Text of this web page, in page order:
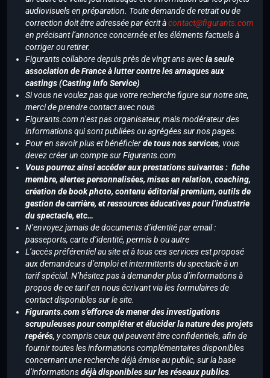
audiovisuels en préparation. Toute demande de retrait ou de
correction doit être adressée par écrit àcontact@figurants.com
en précisant l’annonce concernée et les éléments factuels à
corriger ou retirer.
Figurants collabore depuis près de vingt ans avecla seule
association de France à lutter contre les arnaques aux
castings (Casting Info Service)
Si vous ne voulez pas que votre recherche figure sur notre site,
merci de prendre contact avec nous
Figurants.com n’est pas organisateur, mais modérateur des
informations qui sont publiées ou agrégées sur nos pages.
Pour en savoir plus et bénéficierde tous nos services, vous
devez créer un compte sur Figurants.com
Vous pourrez ainsi accéder aux prestations suivantes : fiche
membre, alertes personnalisées, mises en relation, coaching,
création de book photo, contenu éditorial premium, outils de
gestion de carrière, et ressources éducatives pour l’industrie
du spectacle, etc…
N’envoyez jamais de documents d’identité par email :
passeports, carte d’identité, permis b ou autre
L’accès préférentiel au site et à tous ces services est proposé
aux demandeurs d’emploi et intermittents du spectacle à un
tarif spécial. N’hésitez pas à demander plus d’informations à
propos de ce tarif en nous écrivant via les formulaires de
contact disponibles sur le site.
Figurants.com s’efforce de mener des investigations
scrupuleuses pour compléter et élucider la nature des projets
repérés, y compris ceux qui peuvent être confidentiels, afin de
fournir toutes les informations complémentaires disponibles
concernant une recherche déjà émise au public, sur la base
d’informationsdéjà disponibles sur les réseaux publics.